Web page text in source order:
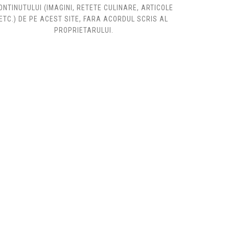
(IMAGINI, RETETE CULINARE, ARTICOLE
DE PE ACEST SITE, FARA ACORDUL SCRIS AL
PROPRIETARULUI.